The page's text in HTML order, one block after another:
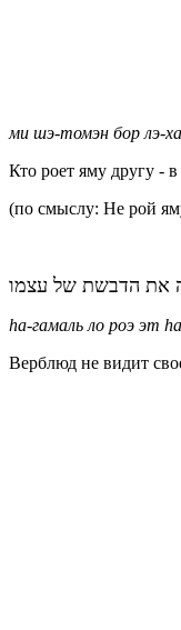
ми шэ-томэн бор лэ-
Кто роет яму другу -
(по смыслу: Не рой
את הדבשת של עצמו
hа-гамаль ло роэ эт h
Верблюд не видит